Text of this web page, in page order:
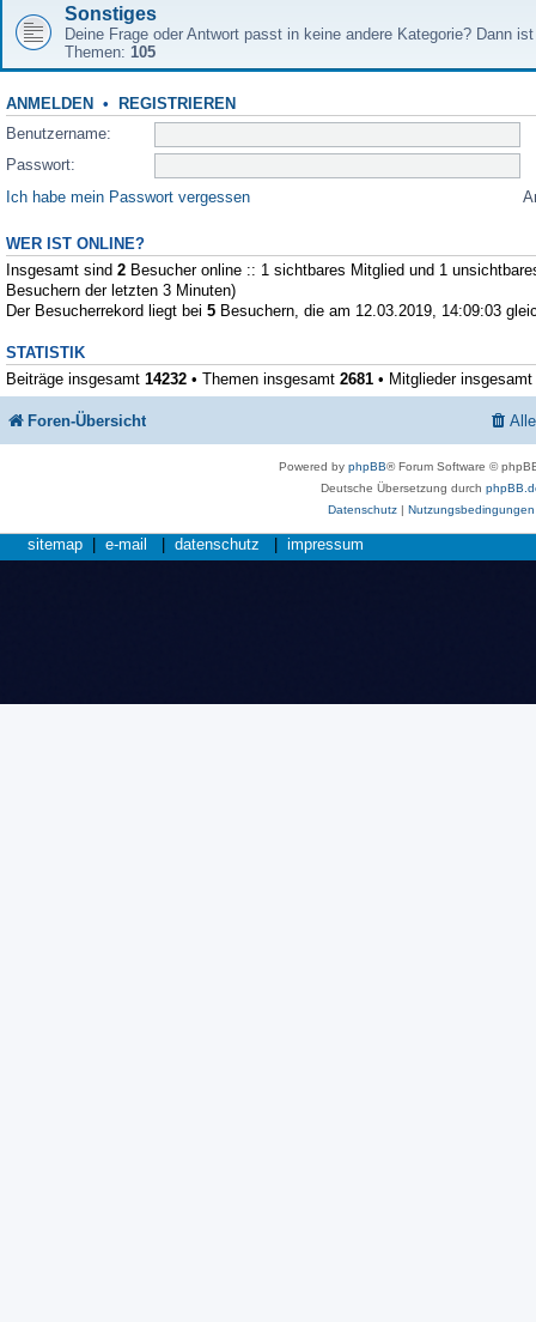
Sonstiges
Deine Frage oder Antwort passt in keine andere Kategorie? Dann
Themen: 105
ANMELDEN • REGISTRIEREN
Benutzername:
Passwort:
Ich habe mein Passwort vergessen
WER IST ONLINE?
Insgesamt sind 2 Besucher online :: 1 sichtbares Mitglied und 1
Besuchern der letzten 3 Minuten)
Der Besucherrekord liegt bei 5 Besuchern, die am 12.03.2019, 14:09:03
STATISTIK
Beiträge insgesamt 14232 • Themen insgesamt 2681 • Mitglieder insgesamt
Foren-Übersicht
Powered byphpBB® Forum Software ©
Deutsche Übersetzung durch
Datenschutz| Nutzungsbedingungen
sitemap e-mail datenschutz impressum